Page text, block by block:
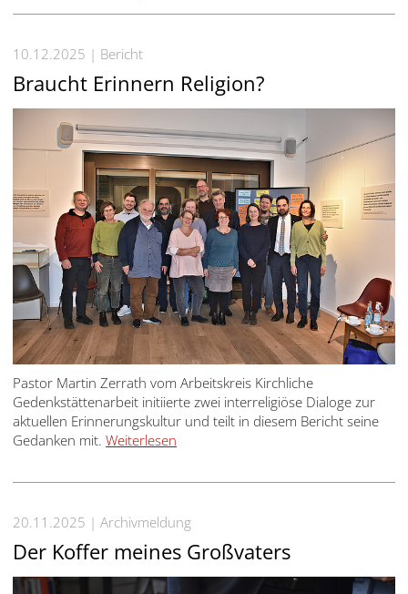
10.12.2025 Bericht
Braucht Erinnern Religion?
Pastor Martin Zerrath vom Arbeitskreis Kirchliche
Gedenkstättenarbeit initiierte zwei interreligiöse Dialoge zur
aktuellen Erinnerungskultur und teilt in diesem Bericht seine
Gedanken mit. Weiterlesen
20.11.2025 Archivmeldung
Der Koffer meines Großvaters